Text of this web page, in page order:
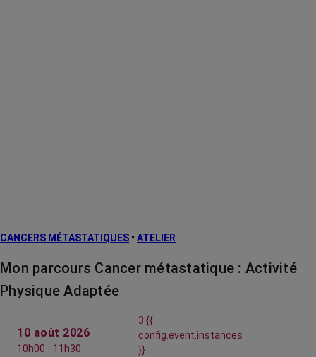
CANCERS MÉTASTATIQUES • ATELIER
Mon parcours Cancer métastatique : Activité
Physique Adaptée
10 août 2026
10h00 - 11h30
3 {{
config.event.instances
}}